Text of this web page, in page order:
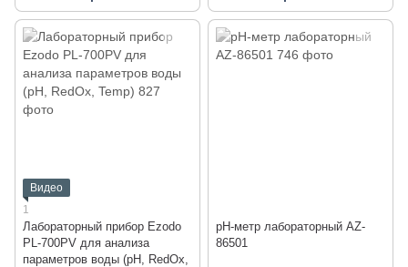
Видео
1
Лабораторный прибор Ezodo
PL-700PV для анализа
параметров воды (рН, RedOx,
pH-метр лабораторный AZ-
86501